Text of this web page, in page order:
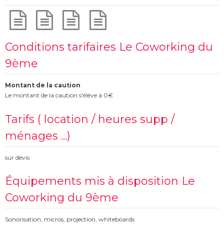
Conditions tarifaires Le Coworking du
9ème
Montant de la caution
Le montant de la caution s'élève à 0€
Tarifs ( location / heures supp /
ménages ...)
sur devis
Équipements mis à disposition Le
Coworking du 9ème
Sonorisation, micros, projection, whiteboards